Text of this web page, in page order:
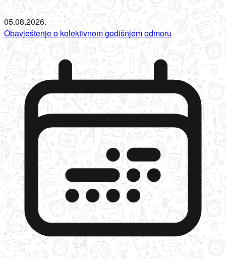
05.08.2026.
Obavještenje o kolektivnom godišnjem odmoru